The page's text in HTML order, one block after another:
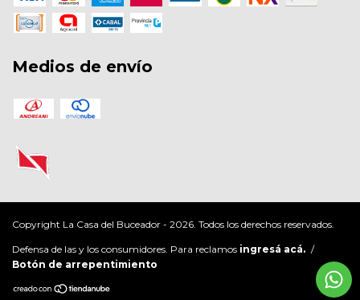
Medios de envío
Copyright La Casa del Buceador - 2026. Todos los derechos reservados.
Defensa de las y los consumidores. Para reclamos ingresá acá. /
Botón de arrepentimiento